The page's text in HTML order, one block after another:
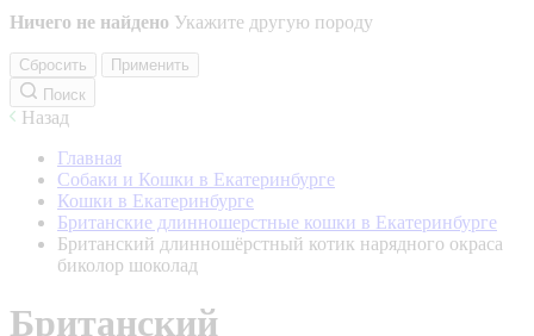
Ничего не найдено Укажите другую породу
Сбросить
Применить
Поиск
Назад
Главная
Собаки и Кошки в Екатеринбурге
Кошки в Екатеринбурге
Британские длинношерстные кошки в Екатеринбурге
Британский длинношёрстный котик нарядного окраса
биколор шоколад
Британский